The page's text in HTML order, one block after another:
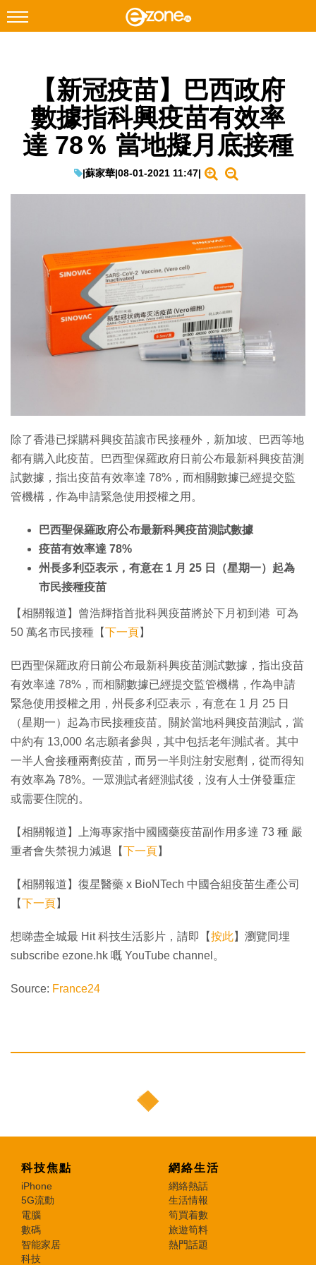
Facebook Instagram
科技焦點
網絡生活
教學評測
IT Times
生成式AI與雲端應用
Enterprise Digital Transformation
【新冠疫苗】巴西政府
數據指科興疫苗有效率
達 78％ 當地擬月底接種
|蘇家華|08-01-2021 11:47|
除了香港已採購科興疫苗讓市民接種外，新加坡、巴西等地
都有購入此疫苗。巴西聖保羅政府日前公布最新科興疫苗測
試數據，指出疫苗有效率達 78%，而相關數據已經提交監
管機構，作為申請緊急使用授權之用。
巴西聖保羅政府公布最新科興疫苗測試數據
疫苗有效率達 78%
州長多利亞表示，有意在 1 月 25 日（星期一）起為
市民接種疫苗
【相關報道】曾浩輝指首批科興疫苗將於下月初到港 可為
50 萬名市民接種【下一頁】
巴西聖保羅政府日前公布最新科興疫苗測試數據，指出疫苗
有效率達 78%，而相關數據已經提交監管機構，作為申請
緊急使用授權之用，州長多利亞表示，有意在 1 月 25 日
（星期一）起為市民接種疫苗。關於當地科興疫苗測試，當
中約有 13,000 名志願者參與，其中包括老年測試者。其中
一半人會接種兩劑疫苗，而另一半則注射安慰劑，從而得知
有效率為 78%。一眾測試者經測試後，沒有人士併發重症
或需要住院的。
【相關報道】上海專家指中國國藥疫苗副作用多達 73 種 嚴
重者會失禁視力減退【下一頁】
【相關報道】復星醫藥 x BioNTech 中國合組疫苗生產公司
【下一頁】
想睇盡全城最 Hit 科技生活影片，請即【按此】瀏覽同埋
subscribe ezone.hk 嘅 YouTube channel。
Source: France24
科技焦點
iPhone
5G流動
電腦
數碼
智能家居
科技
網絡生活
網絡熱話
生活情報
筍買着數
旅遊筍料
熱門話題